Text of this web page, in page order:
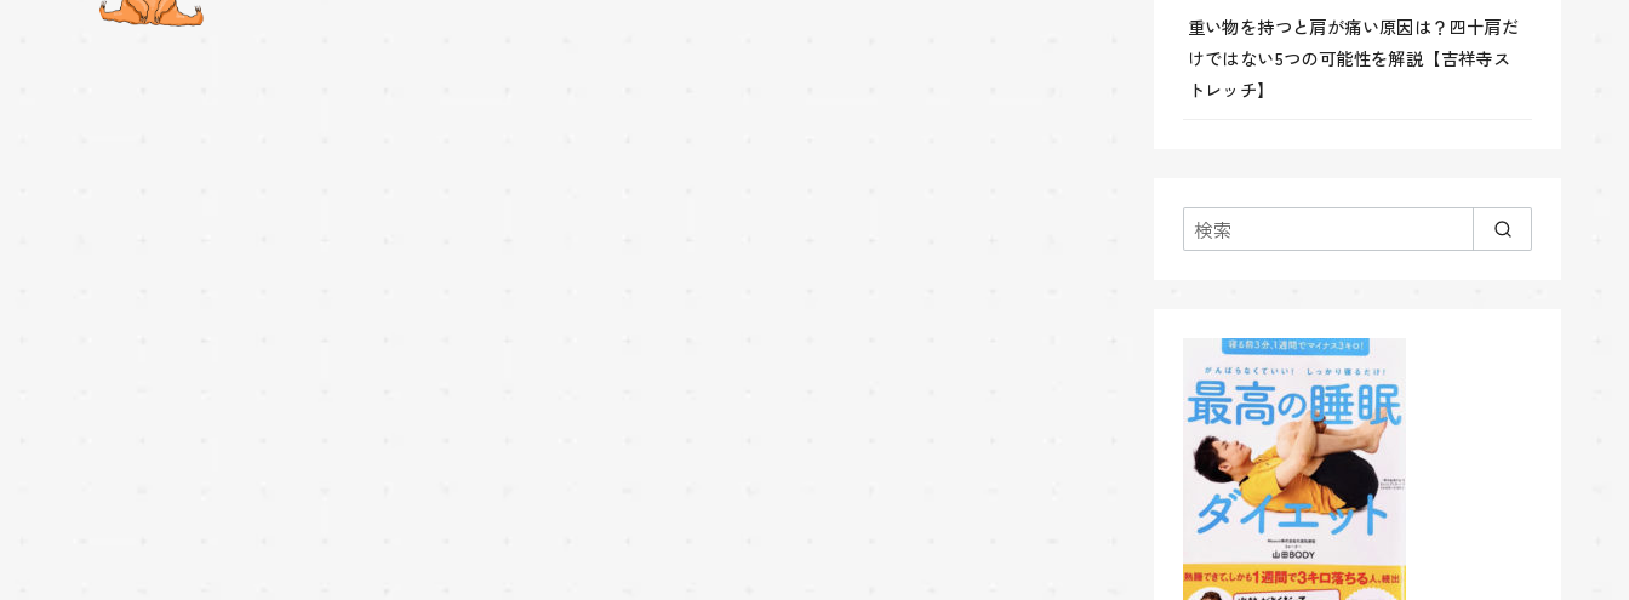
重い物を持つと肩が痛い原因は？四十肩だ
けではない5つの可能性を解説【吉祥寺ス
トレッチ】